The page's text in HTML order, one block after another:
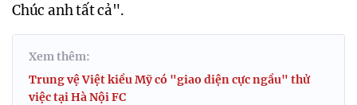
Chúc anh tất cả".
Xem thêm:
Trung vệ Việt kiều Mỹ có "giao diện cực ngầu" thử
việc tại Hà Nội FC